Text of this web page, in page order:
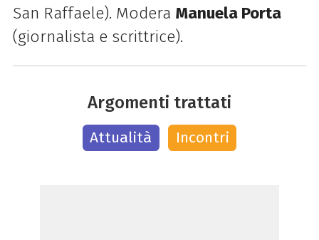
San Raffaele). Modera Manuela Porta
(giornalista e scrittrice).
Argomenti trattati
Attualità Incontri